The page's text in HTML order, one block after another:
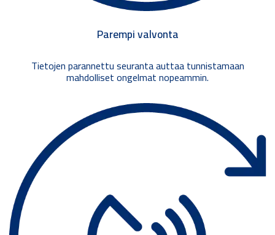
Parempi valvonta
Tietojen parannettu seuranta auttaa tunnistamaan
mahdolliset ongelmat nopeammin.